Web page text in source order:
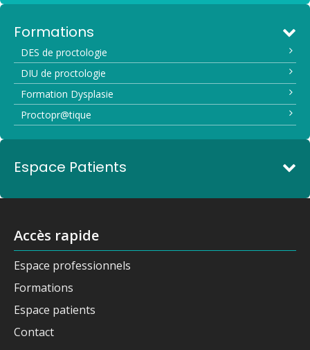
Formations
DES de proctologie
DIU de proctologie
Formation Dysplasie
Proctopr@tique
Espace Patients
Accès rapide
Espace professionnels
Formations
Espace patients
Contact